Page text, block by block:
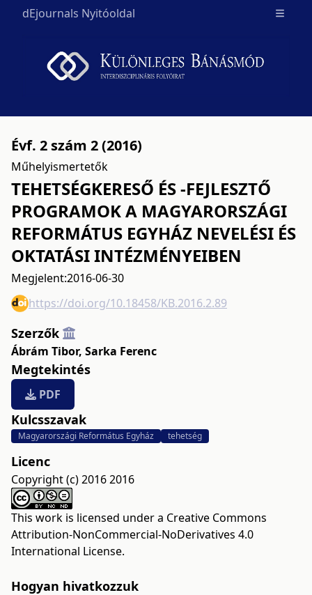
dEjournals Nyitóoldal Open
Évf. 2 szám 2 (2016)
Műhelyismertetők
TEHETSÉGKERESŐ ÉS -FEJLESZTŐ
PROGRAMOK A MAGYARORSZÁGI
REFORMÁTUS EGYHÁZ NEVELÉSI ÉS
OKTATÁSI INTÉZMÉNYEIBEN
Megjelent:2016-06-30
https://doi.org/10.18458/KB.2016.2.89
Szerzők
Ábrám Tibor, Sarka Ferenc
Megtekintés
PDF
Kulcsszavak
Magyarországi Református Egyház tehetség
Licenc
Copyright (c) 2016 2016
This work is licensed under a Creative Commons
Attribution-NonCommercial-NoDerivatives 4.0
International License.
Hogyan hivatkozzuk